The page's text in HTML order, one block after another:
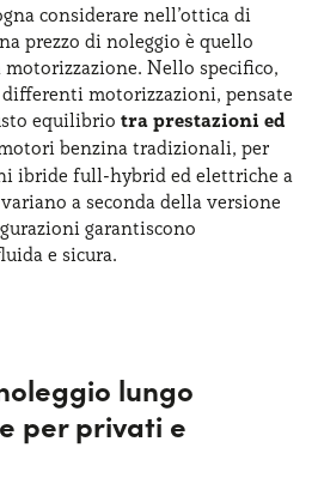
considerare nell’ottica di
prezzo di noleggio è quello
Nello specifico,
motorizzazioni, pensate
equilibrio tra prestazioni ed
benzina tradizionali, per
ibride full-hybrid ed elettriche a
a seconda della versione
garantiscono
e sicura.
viene proposta in versione
i dati relativi aconsumi e
da 48,4 kWh che garantisce 377
mentre la variante con batteria
454 chilometri. Le versioni
lungo
per privati e